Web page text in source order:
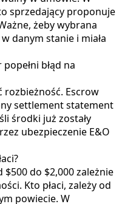
sprzedający proponuje
żeby wybrana
danym stanie i miała
błąd na
rozbieżność. Escrow
settlement statement
środki już zostały
ubezpieczenie E&O
$500 do $2,000 zależnie
Kto płaci, zależy od
powiecie. W